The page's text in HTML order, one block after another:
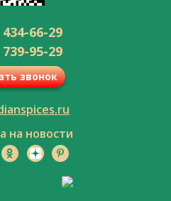
66-29
95-29
звонок
на новости